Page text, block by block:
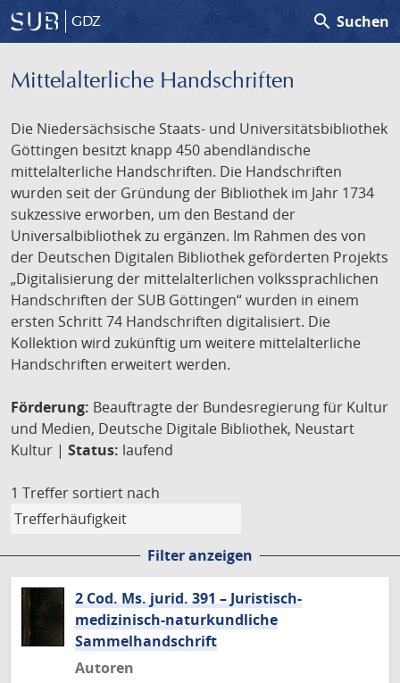
GDZ search Suchen
Mittelalterliche Handschriften
Die Niedersächsische Staats- und Universitätsbibliothek
Göttingen besitzt knapp 450 abendländische
mittelalterliche Handschriften. Die Handschriften
wurden seit der Gründung der Bibliothek im Jahr 1734
sukzessive erworben, um den Bestand der
Universalbibliothek zu ergänzen. Im Rahmen des von
der Deutschen Digitalen Bibliothek geförderten Projekts
„Digitalisierung der mittelalterlichen volkssprachlichen
Handschriften der SUB Göttingen“ wurden in einem
ersten Schritt 74 Handschriften digitalisiert. Die
Kollektion wird zukünftig um weitere mittelalterliche
Handschriften erweitert werden.
Förderung: Beauftragte der Bundesregierung für Kultur
und Medien, Deutsche Digitale Bibliothek, Neustart
Kultur | Status: laufend
1 Treffer sortiert nach
Filter anzeigen
2 Cod. Ms. jurid. 391 – Juristisch-
medizinisch-naturkundliche
Sammelhandschrift
Autoren